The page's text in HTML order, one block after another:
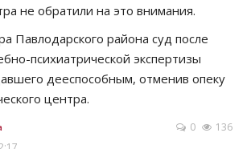
не обратили на это внимания.
Павлодарского района суд после
психиатрической экспертизы
дееспособным, отменив опеку
центра.
0 136